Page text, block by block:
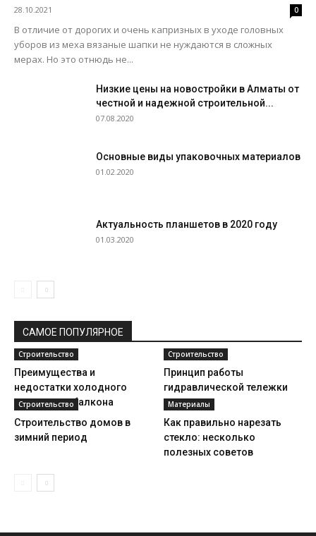
28.10.2021 0
В отличие от дорогих и очень капризных в уходе головных
уборов из меха вязаные шапки не нуждаются в сложных
мерах. Но это отнюдь не...
Низкие цены на новостройки в Алматы от
честной и надежной строительной...
07.08.2020
Основные виды упаковочных материалов
01.02.2020
Актуальность планшетов в 2020 году
01.03.2020
САМОЕ ПОПУЛЯРНОЕ
Строительство
Преимущества и
недостатки холодного
остекления балкона
Строительство
Принцип работы
гидравлической тележки
Строительство
Строительство домов в
зимний период
Материалы
Как правильно нарезать
стекло: несколько
полезных советов